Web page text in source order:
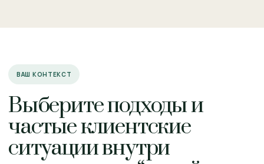
ВАШ КОНТЕКСТ
Выберите подходы и
частые клиентские
ситуации внутри